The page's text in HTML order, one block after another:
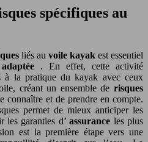
spécifiques au
liés au voile kayak est essentiel
. En effet, cette activité
à la pratique du kayak avec ceux
créant un ensemble de risques
connaître et de prendre en compte.
permet de mieux anticiper les
les garanties d’assurance les plus
est la première étape vers une